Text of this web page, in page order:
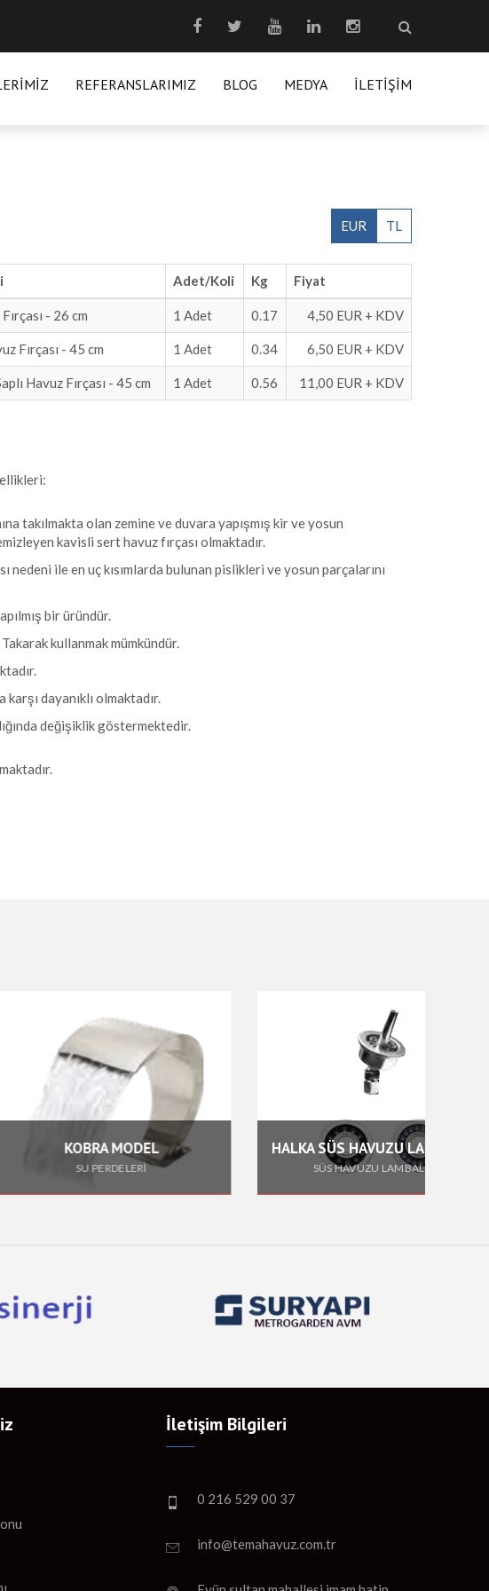
REFERANSLARIMIZ BLOG MEDYA İLETIŞIM
EUR TL
Adet/Koli Kg Fiyat
- 26 cm 1 Adet 0.17 4,50 EUR + KDV
Fırçası - 45 cm 1 Adet 0.34 6,50 EUR + KDV
Havuz Fırçası - 45 cm 1 Adet 0.56 11,00 EUR + KDV
takılmakta olan zemine ve duvara yapışmış kir ve yosun
kavisli sert havuz fırçası olmaktadır.
nedeni ile en uç kısımlarda bulunan pislikleri ve yosun parçalarını
bir üründür.
kullanmak mümkündür.
karşı dayanıklı olmaktadır.
değişiklik göstermektedir.
KOBRA MODEL HALKA SÜS HAVUZU LAMBALARI
SÜS HAVUZU LAMBALARI
İletişim Bilgileri
0 216 529 00 37
info@temahavuz.com.tr